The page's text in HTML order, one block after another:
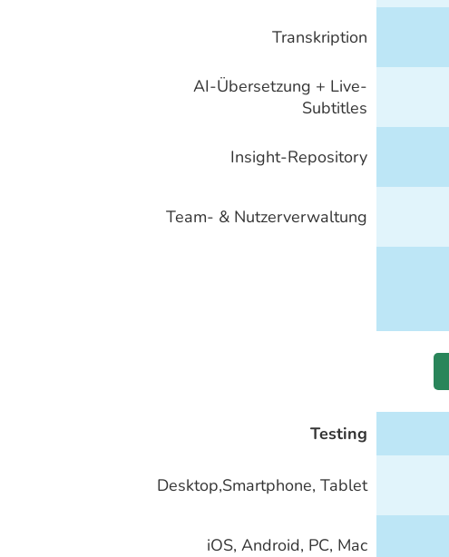
Transkription
AI-Übersetzung + Live-
Subtitles
Insight-Repository
Team- & Nutzerverwaltung
Testing
Desktop,Smartphone, Tablet
iOS, Android, PC, Mac